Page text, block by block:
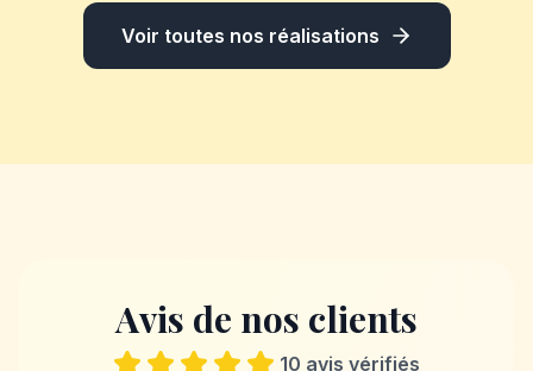
Voir toutes nos réalisations
Avis de nos clients
10 avis vérifiés